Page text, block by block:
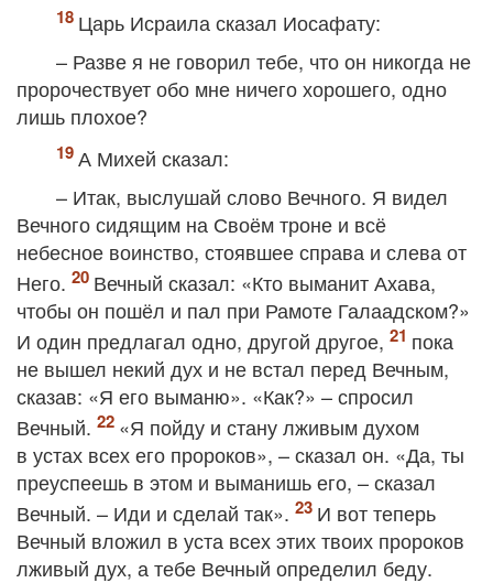
Царь Исраила сказал Иосафату:
– Разве я не говорил тебе, что он никогда не
пророчествует обо мне ничего хорошего, одно
лишь плохое?
А Михей сказал:
– Итак, выслушай слово Вечного. Я видел
Вечного сидящим на Своём троне и всё
небесное воинство, стоявшее справа и слева от
Него.
Вечный сказал: «Кто выманит Ахава,
чтобы он пошёл и пал при Рамоте Галаадском?»
И один предлагал одно, другой другое,
пока
не вышел некий дух и не встал перед Вечным,
сказав: «Я его выманю». «Как?» – спросил
Вечный.
«Я пойду и стану лживым духом
в устах всех его пророков», – сказал он. «Да, ты
преуспеешь в этом и выманишь его, – сказал
Вечный. – Иди и сделай так».
И вот теперь
Вечный вложил в уста всех этих твоих пророков
лживый дух, а тебе Вечный определил беду.